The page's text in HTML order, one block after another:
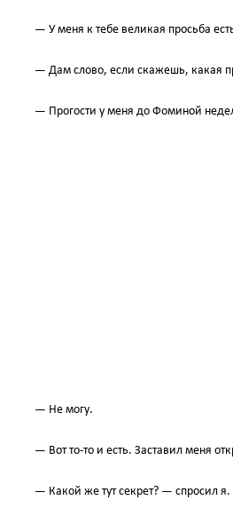
— У меня к тебе великая просьба
— Дам слово, если скажешь, какая
— Прогости у меня до Фоминой
— Не могу.
— Вот то-то и есть. Заставил меня
— Какой же тут секрет? — спросил я.